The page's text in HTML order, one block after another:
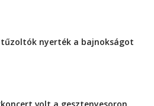
tűzoltók nyerték a bajnokságot